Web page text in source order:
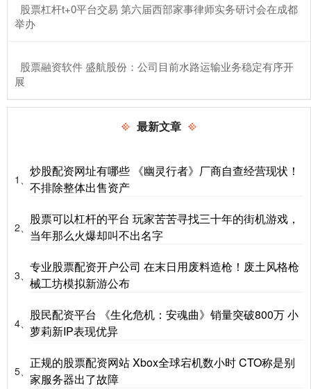
​股票杠杆t+0平台交易 第六届西部家事律师实务研讨会在成都
举办
​股票融资软件 盛航股份：公司目前水路运输业务稳定有序开
展
最新文章
1、
炒股配资网址有哪些 《幽灵行者》厂商自查经营现状！
不排除整体出售资产
2、
股票可以杠杆的平台 玩家苦苦寻找三十年的街机游戏，
当年那么火爆却叫不出名字
3、
专业股票配资开户公司 在末日用废料造枪！废土风格枪
械工坊模拟新游公布
4、
股民配资平台 《生化危机：安魂曲》销量突破800万 小
萝莉新IP表现优异
5、
正规的股票配资网站 Xbox全球宕机数小时 CTO称是别
家服务器出了故障